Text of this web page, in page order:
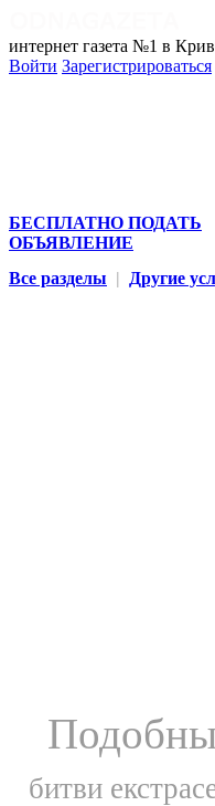
интернет газета №1 в
Войти Зарегистрироваться
БЕСПЛАТНО ПОДАТЬ
ОБЪЯВЛЕНИЕ
Все разделы | Другие
битви